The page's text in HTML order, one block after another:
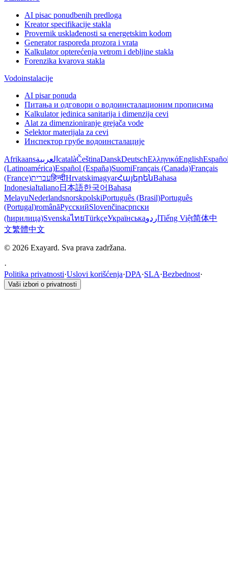
AI pisac ponudbenih predloga
Kreator specifikacije stakla
Provernik usklađenosti sa energetskim kodom
Generator rasporeda prozora i vrata
Kalkulator opterećenja vetrom i debljine stakla
Forenzika kvarova stakla
Vodoinstalacije
AI pisar ponuda
Питања и одговори о водоинсталационим прописима
Kalkulator jedinica sanitarija i dimenzija cevi
Alat za dimenzioniranje grejača vode
Selektor materijala za cevi
Инспектор грубе водоинсталације
Afrikaansالعربية catalàČeštinaDanskDeutschΕλληνικάEnglish
(Latinoamérica)Español (España)SuomiFrançais (Canada)Français
(France)עבריתहिन्दीHrvatskimagyarՀայերենBahasa
IndonesiaItaliano日本語한국어Bahasa
MelayuNederlandsnorskpolskiPortuguês (Brasil)Português
(Portugal)românăРусскийSlovenčinaсрпски
(ћирилица)SvenskaไทยTürkçeУкраїнськаاردو Tiếng Việt简体中
文繁體中文
© 2026 Exayard. Sva prava zadržana.
·
Politika privatnosti·Uslovi korišćenja·DPA·SLA·Bezbednost·
Vaši izbori o privatnosti